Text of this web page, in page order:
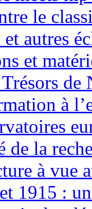
le
autres
et
de
à
de la
à vue
1915 :